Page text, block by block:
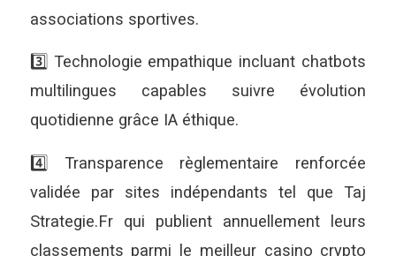
associations sportives.
3️⃣ Technologie empathique incluant chatbots
multilingues capables suivre évolution
quotidienne grâce IA éthique.
4️⃣ Transparence règlementaire renforcée
validée par sites indépendants tel que Taj
Strategie.Fr qui publient annuellement leurs
classements parmi le meilleur casino crypto